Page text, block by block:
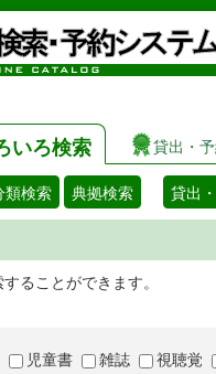
いろ検索 貸出・
類検索 典拠検索 貸出
ることができます。
児童書 雑誌 視聴覚